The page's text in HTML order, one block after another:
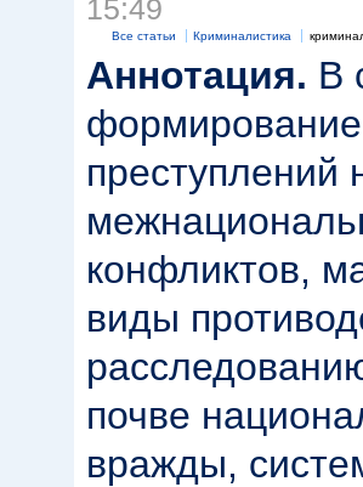
15:49
Все статьи Криминалистика
Аннотация. В
преступлений
конфликтов,
виды
почве
вражды,